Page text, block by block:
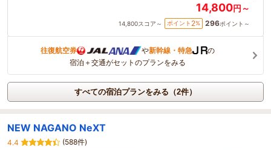
14,800円～
14,800スコア～ ポイント 2% 296ポイント～
往復航空券 や新幹線・特急
の
宿泊＋交通がセットのプランをみる
すべての宿泊プランをみる（2件）
NEW NAGANO NeXT
4.4
(588件)